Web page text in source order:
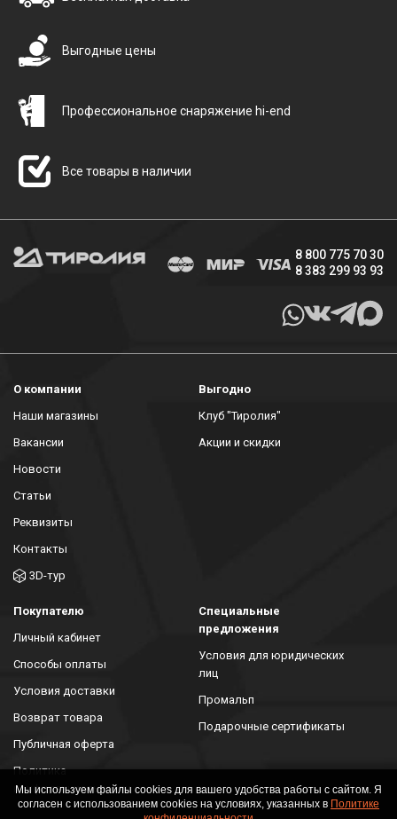
Выгодные цены
Профессиональное снаряжение hi-end
Все товары в наличии
8 800 775 70 30
8 383 299 93 93
О компании
Наши магазины
Вакансии
Новости
Статьи
Реквизиты
Контакты
3D-тур
Выгодно
Клуб "Тиролия"
Акции и скидки
Покупателю
Личный кабинет
Способы оплаты
Условия доставки
Возврат товара
Публичная оферта
Политика
конфиденциальности
Специальные
предложения
Условия для юридических
лиц
Промальп
Подарочные сертификаты
Мы используем файлы cookies для вашего удобства работы с сайтом. Я
согласен с использованием cookies на условиях, указанных в Политике